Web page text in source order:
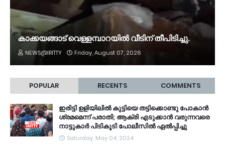
കാക്കയങ്ങാട് വെള്ളമ്പാറയിൽ വീടിന് തീപിടിച്ചു.
NEWS@IRITTY Friday, August 07, 2026
POPULAR RECENTS COMMENTS
ഇരിട്ടി ഉളിയിലിൽ കുട്ടിയെ തട്ടിക്കൊണ്ടു പോകാൻ
ശ്രമമെന്ന് പരാതി; ആക്രി എടുക്കാൻ വരുന്നവരെ
നാട്ടുകാർ പിടികൂടി പോലീസിൽ ഏൽപ്പിച്ചു
Saturday, May 04, 2024